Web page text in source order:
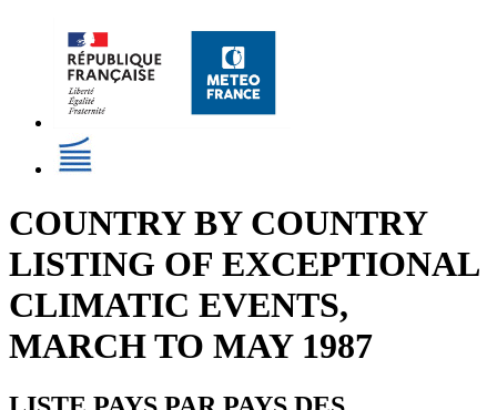
COUNTRY BY COUNTRY
LISTING OF EXCEPTIONAL
CLIMATIC EVENTS,
MARCH TO MAY 1987